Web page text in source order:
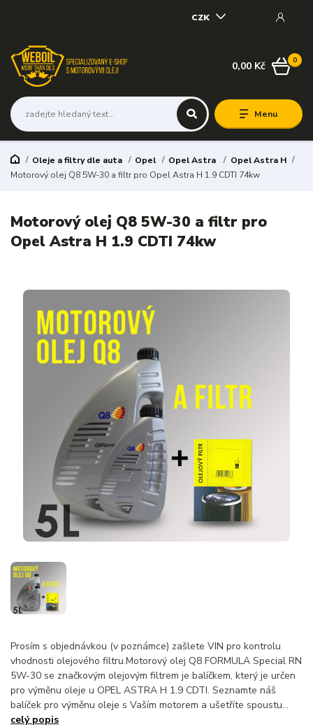
Menu
CZK
0
0,00 Kč
Oleje a filtry dle auta Opel Opel Astra
Opel Astra H
Motorový olej Q8 5W-30 a filtr pro Opel Astra H 1.9 CDTI 74kw
Motorový olej Q8 5W-30 a filtr pro
Opel Astra H 1.9 CDTI 74kw
Prosím s objednávkou (v poznámce) zašlete VIN pro kontrolu
vhodnosti olejového filtru.Motorový olej Q8 FORMULA Special RN
5W-30 se značkovým olejovým filtrem je balíčkem, který je určen
pro výměnu oleje u OPEL ASTRA H 1.9 CDTI. Seznamte náš
balíček pro výměnu oleje s Vaším motorem a ušetříte spoustu...
celý popis